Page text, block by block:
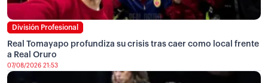
División Profesional
Real Tomayapo profundiza su crisis tras caer como local frente
a Real Oruro
07/08/2026 21:53